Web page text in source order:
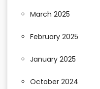
March 2025
February 2025
January 2025
October 2024